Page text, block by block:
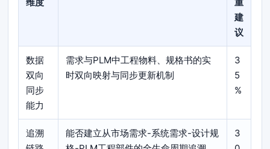
建
议
数据
双向
同步
能力
需求与PLM中工程物料、规格书的实
时双向映射与同步更新机制
3
5
%
追溯
能否建立从市场需求-系统需求-设计规
3